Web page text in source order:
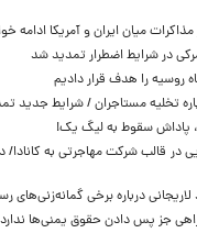
میان ایران و آمریکا ادامه
در شرایط اضطرار تمدید شد
روسیه را هدف قرار دادیم
تخلیه مستاجران / شرایط جدید
پاداش سقوط به لیگ یک!
در قالب شرکت مهاجرتی به
درباره برخی گمانه‌زنی‌های
راهی جز پس دادن حقوق یمنی‌ها ندارد